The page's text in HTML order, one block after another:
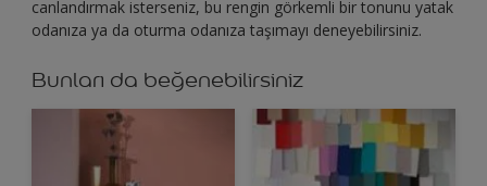
canlandırmak isterseniz, bu rengin görkemli bir tonunu yatak
odanıza ya da oturma odanıza taşımayı deneyebilirsiniz.
Bunları da beğenebilirsiniz